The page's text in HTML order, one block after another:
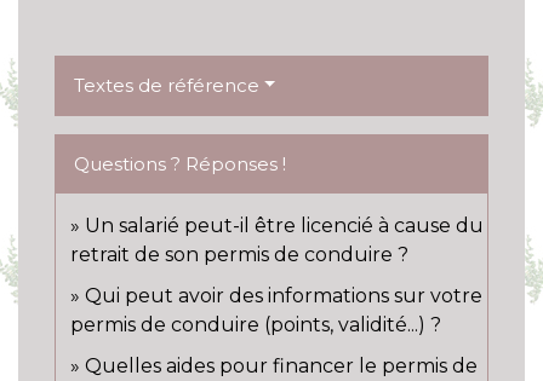
Textes de référence
Questions ? Réponses !
Un salarié peut-il être licencié à cause du
retrait de son permis de conduire ?
Qui peut avoir des informations sur votre
permis de conduire (points, validité...) ?
Quelles aides pour financer le permis de